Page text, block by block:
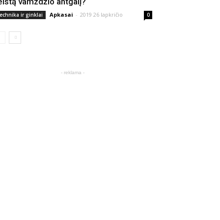
ir ginklai Apkasai - 2019 26 lapkričio 0
- reklama -